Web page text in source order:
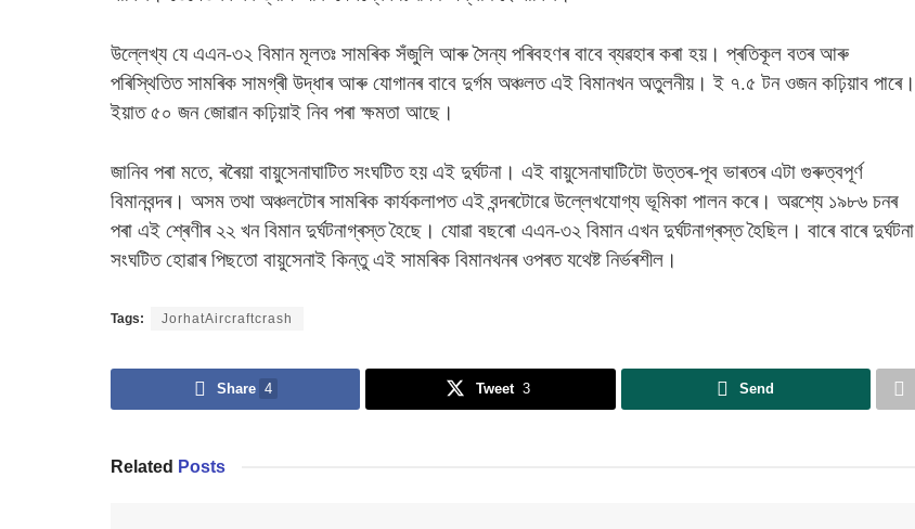
উল্লেখ্য যে এএন-৩২ বিমান মূলতঃ সামৰিক সঁজুলি আৰু সৈন্য পৰিবহণৰ বাবে ব্যৱহাৰ কৰা হয়। প্ৰতিকূল বতৰ আৰু
পৰিস্থিতিত সামৰিক সামগ্ৰী উদ্ধাৰ আৰু যোগানৰ বাবে দুৰ্গম অঞ্চলত এই বিমানখন অতুলনীয়। ই ৭.৫ টন ওজন কঢ়িয়াব পাৰে।
ইয়াত ৫০ জন জোৱান কঢ়িয়াই নিব পৰা ক্ষমতা আছে।
জানিব পৰা মতে, ৰৰৈয়া বায়ুসেনাঘাটিত সংঘটিত হয় এই দুৰ্ঘটনা। এই বায়ুসেনাঘাটিটো উত্তৰ-পূব ভাৰতৰ এটা গুৰুত্বপূৰ্ণ
বিমানবন্দৰ। অসম তথা অঞ্চলটোৰ সামৰিক কাৰ্যকলাপত এই বন্দৰটোৱে উল্লেখযোগ্য ভূমিকা পালন কৰে। অৱশ্যে ১৯৮৬ চনৰ
পৰা এই শ্ৰেণীৰ ২২ খন বিমান দুৰ্ঘটনাগ্ৰস্ত হৈছে। যোৱা বছৰো এএন-৩২ বিমান এখন দুৰ্ঘটনাগ্ৰস্ত হৈছিল। বাৰে বাৰে দুৰ্ঘটনা
সংঘটিত হোৱাৰ পিছতো বায়ুসেনাই কিন্তু এই সামৰিক বিমানখনৰ ওপৰত যথেষ্ট নিৰ্ভৰশীল।
Tags: JorhatAircraftcrash
Share 4 Tweet 3 Send
Related Posts